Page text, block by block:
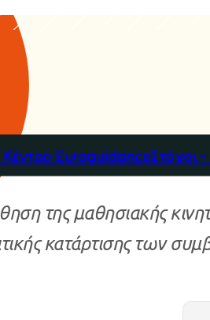
Κέντρο EuroguidanceΣτόχοι
της μαθησιακής
κατάρτισης των